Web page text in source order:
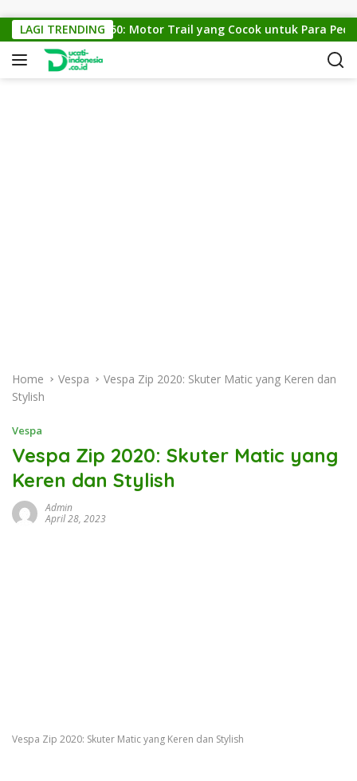
LAGI TRENDING
KTM Cross 150: Motor Trail yang Cocok untuk Para Pecinta
Home Vespa
Vespa Zip 2020: Skuter Matic yang Keren dan
Stylish
Vespa
Vespa Zip 2020: Skuter Matic yang
Keren dan Stylish
Admin
April 28, 2023
Vespa Zip 2020: Skuter Matic yang Keren dan Stylish